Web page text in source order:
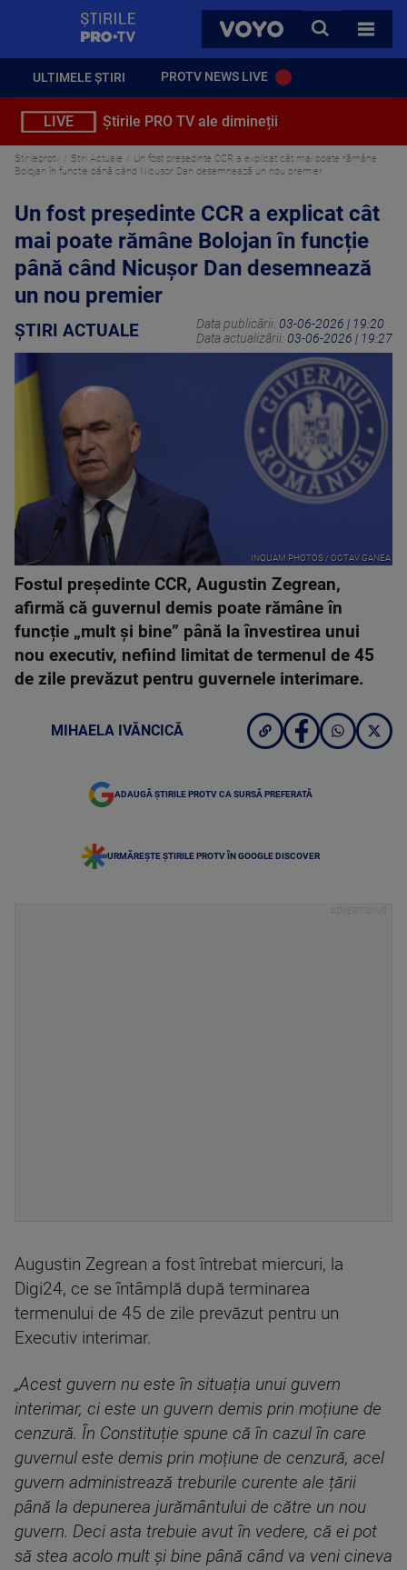
VOYO
CAUTA
TOATE
ULTIMELE ȘTIRI PROTV NEWS LIVE
LIVE Știrile PRO TV ale dimineții
Stirileprotv Știri Actuale
Un fost președinte CCR a explicat cât mai poate rămâne
Bolojan în funcție până când Nicușor Dan desemnează un nou premier
Un fost președinte CCR a explicat cât
mai poate rămâne Bolojan în funcție
până când Nicușor Dan desemnează
un nou premier
ȘTIRI ACTUALE Data publicării: 03-06-2026 | 19:20
Data actualizării: 03-06-2026 | 19:27
INQUAM PHOTOS / OCTAV GANEA
Fostul președinte CCR, Augustin Zegrean,
afirmă că guvernul demis poate rămâne în
funcție „mult și bine” până la învestirea unui
nou executiv, nefiind limitat de termenul de 45
de zile prevăzut pentru guvernele interimare.
MIHAELA IVĂNCICĂ
ADAUGĂ ȘTIRILE PROTV CA SURSĂ PREFERATĂ
URMĂREȘTE ȘTIRILE PROTV ÎN GOOGLE DISCOVER
Augustin Zegrean a fost întrebat miercuri, la
Digi24, ce se întâmplă după terminarea
termenului de 45 de zile prevăzut pentru un
Executiv interimar.
„Acest guvern nu este în situația unui guvern
interimar, ci este un guvern demis prin moțiune de
cenzură. În Constituție spune că în cazul în care
guvernul este demis prin moțiune de cenzură, acel
guvern administrează treburile curente ale țării
până la depunerea jurământului de către un nou
guvern. Deci asta trebuie avut în vedere, că ei pot
să stea acolo mult și bine până când va veni cineva